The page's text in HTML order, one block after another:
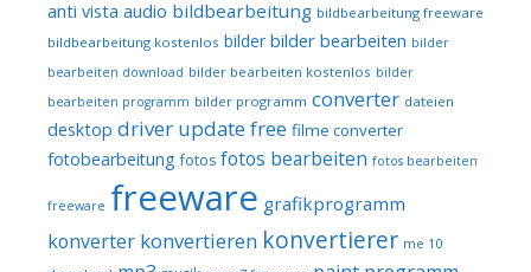
anti vista audio bildbearbeitung bildbearbeitung freeware
bildbearbeitung kostenlos bilder bilder bearbeiten bilder
bearbeiten download bilder bearbeiten kostenlos bilder
bearbeiten programm bilder programm converter dateien
desktop driver update free filme converter
fotobearbeitung fotos fotos bearbeiten fotos bearbeiten
freeware freeware grafikprogramm
konverter konvertieren konvertierer me 10